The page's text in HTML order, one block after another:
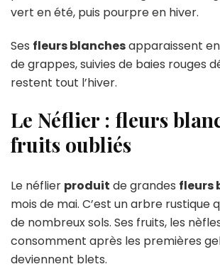
vert en été, puis pourpre en hiver.
Ses fleurs blanchesapparaissent
de grappes, suivies de baies rouges
restent tout l’hiver.
Le Néflier : fleurs
fruits oubliés
Le néflier produit de grandes fleurs
mois de mai. C’est un arbre rustique
de nombreux sols. Ses fruits, les
consomment après les premières
deviennent blets.